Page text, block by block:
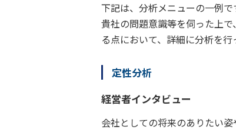
下記は、分析メニューの一例で
貴社の問題意識等を伺った上
る点において、詳細に分析を
定性分析
経営者インタビュー
会社としての将来のありたい